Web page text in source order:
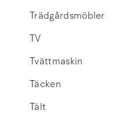
Trädgårdsmöbler
TV
Tvättmaskin
Täcken
Tält